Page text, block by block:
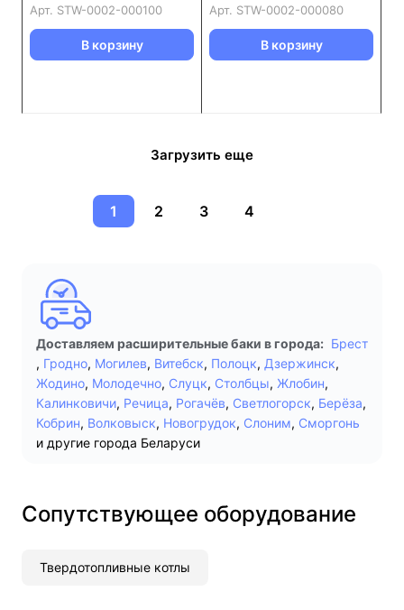
Арт. STW-0002-000100
В корзину
Арт. STW-0002-000080
В корзину
Загрузить еще
1 2 3 4
Доставляем расширительные баки в города: Брест
, Гродно, Могилев, Витебск, Полоцк, Дзержинск,
Жодино, Молодечно, Слуцк, Столбцы, Жлобин,
Калинковичи, Речица, Рогачёв, Светлогорск, Берёза,
Кобрин, Волковыск, Новогрудок, Слоним, Сморгонь
и другие города Беларуси
Сопутствующее оборудование
Твердотопливные котлы